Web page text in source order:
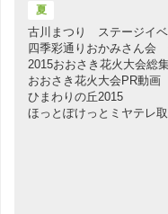
夏
古川まつり ステージイベ
四季彩通りおかみさん会
2015おおさき花火大会総
おおさき花火大会PR動画
ひまわりの丘2015
ほっとぽけっとミヤテレ